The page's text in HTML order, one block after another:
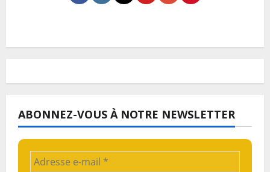
ABONNEZ-VOUS À NOTRE NEWSLETTER